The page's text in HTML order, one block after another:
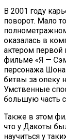
В 2001 году
поворот. Мало
оказалась в
актером первой
фильме «Я —
персонажа
битвы за опеку
Умственные
большую часть
Также в этом
что у Дакоты
научиться у